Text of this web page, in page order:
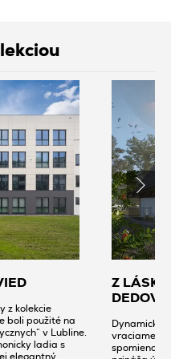
z kolekcie
boli použité na
v Lubline.
ladia s
elegantný
Z LÁSKY
Dynamické
vraciame k
spomienok